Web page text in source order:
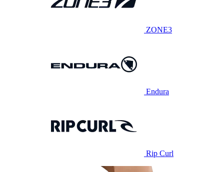
ZONE3
Endura
Rip Curl